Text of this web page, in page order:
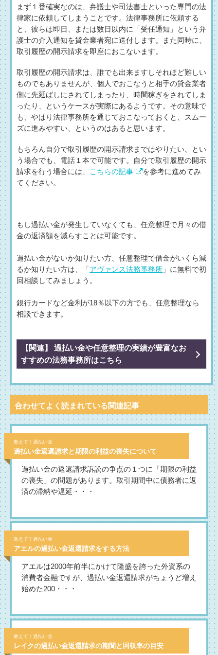
まず１番確実なのは、弁護士や司法書士といった専門の法
律家に依頼してしまうことです。法律事務所に依頼する
と、彼らは即日、または数日以内に「受任通知」という弁
護士の介入通知を貸金業者宛に送付します。また同時に、
取引履歴の開示請求を即座におこないます。
取引履歴の開示請求は、誰でも出来ますしそれほど難しい
ものでもありませんが、個人でおこなうと相手の貸金業者
側に先延ばしにされてしまったり、時間稼ぎをされてしま
ったり、というケースが実際にあるようです。その意味で
も、やはり法律事務所を通じておこなっておくと、スムー
ズに進みやすい、というのはあると思います。
もちろん自分で取引履歴の開示請求まではやりたい、とい
う場合でも、電話１本で可能です。自分で取引履歴の開示
請求を行う場合には、
こちらの記事
を参考に進めてみ
てください。
もし過払い金が発生していなくても、任意整理で月々の借
金の返済額を減らすことは可能です。
過払い金がないか知りたい方、任意整理で借金がいくら減
るか知りたい方は、「 アヴァンス法務事務所 」に無料で初
回相談してみましょう。
銀行カードなど金利が18％以下の方でも、任意整理なら
相談できます。
【関連】 過払い金や任意整理の実績が豊富なお
すすめの法務事務所はこちら
合わせてよく読まれている関連記事
教えて！過払い金
過払い金返還請求と期限の利益の喪失について
過払い金の返還請求訴訟の争点の１つに「期限の利益
の喪失」の問題があります。取引期間中に債務者に返
済の滞納や遅延・・・
教えて！過払い金
アエルの過払い金返還請求をする方法
アエルは2000年前半にかけて隆盛を誇った外資系の
消費者金融ですが、過払い金返還請求がちょうど増え
始めた200・・・
教えて！過払い金
レイクの過払い金返還請求の期間と回収率の目安